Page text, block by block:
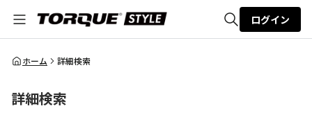
全体検索
ログイン
ホーム 詳細検索
詳細検索